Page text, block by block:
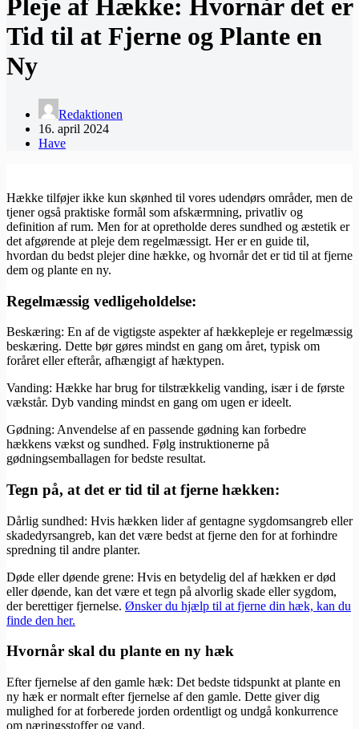
Pleje af Hække: Hvornår det er
Tid til at Fjerne og Plante en
Ny
Redaktionen
16. april 2024
Have
Hække tilføjer ikke kun skønhed til vores udendørs områder, men de
tjener også praktiske formål som afskærmning, privatliv og
definition af rum. Men for at opretholde deres sundhed og æstetik er
det afgørende at pleje dem regelmæssigt. Her er en guide til,
hvordan du bedst plejer dine hække, og hvornår det er tid til at fjerne
dem og plante en ny.
Regelmæssig vedligeholdelse:
Beskæring: En af de vigtigste aspekter af hækkepleje er regelmæssig
beskæring. Dette bør gøres mindst en gang om året, typisk om
foråret eller efterår, afhængigt af hæktypen.
Vanding: Hække har brug for tilstrækkelig vanding, især i de første
vækstår. Dyb vanding mindst en gang om ugen er ideelt.
Gødning: Anvendelse af en passende gødning kan forbedre
hækkens vækst og sundhed. Følg instruktionerne på
gødningsemballagen for bedste resultat.
Tegn på, at det er tid til at fjerne hækken:
Dårlig sundhed: Hvis hækken lider af gentagne sygdomsangreb eller
skadedyrsangreb, kan det være bedst at fjerne den for at forhindre
spredning til andre planter.
Døde eller døende grene: Hvis en betydelig del af hækken er død
eller døende, kan det være et tegn på alvorlig skade eller sygdom,
der berettiger fjernelse. Ønsker du hjælp til at fjerne din hæk, kan du
finde den her.
Hvornår skal du plante en ny hæk
Efter fjernelse af den gamle hæk: Det bedste tidspunkt at plante en
ny hæk er normalt efter fjernelse af den gamle. Dette giver dig
mulighed for at forberede jorden ordentligt og undgå konkurrence
om næringsstoffer og vand.